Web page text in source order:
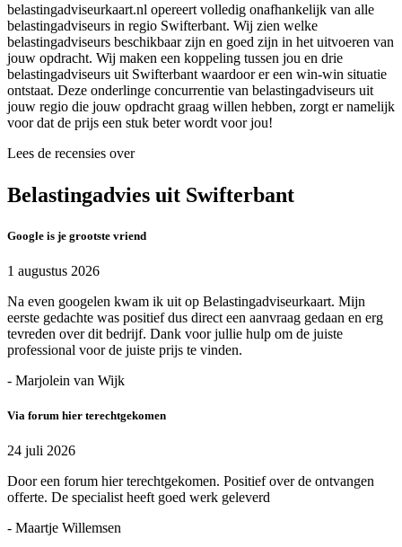
belastingadviseurkaart.nl opereert volledig onafhankelijk van alle
belastingadviseurs in regio Swifterbant. Wij zien welke
belastingadviseurs beschikbaar zijn en goed zijn in het uitvoeren van
jouw opdracht. Wij maken een koppeling tussen jou en drie
belastingadviseurs uit Swifterbant waardoor er een win-win situatie
ontstaat. Deze onderlinge concurrentie van belastingadviseurs uit
jouw regio die jouw opdracht graag willen hebben, zorgt er namelijk
voor dat de prijs een stuk beter wordt voor jou!
Lees de recensies over
Belastingadvies uit Swifterbant
Google is je grootste vriend
1 augustus 2026
Na even googelen kwam ik uit op Belastingadviseurkaart. Mijn
eerste gedachte was positief dus direct een aanvraag gedaan en erg
tevreden over dit bedrijf. Dank voor jullie hulp om de juiste
professional voor de juiste prijs te vinden.
- Marjolein van Wijk
Via forum hier terechtgekomen
24 juli 2026
Door een forum hier terechtgekomen. Positief over de ontvangen
offerte. De specialist heeft goed werk geleverd
- Maartje Willemsen